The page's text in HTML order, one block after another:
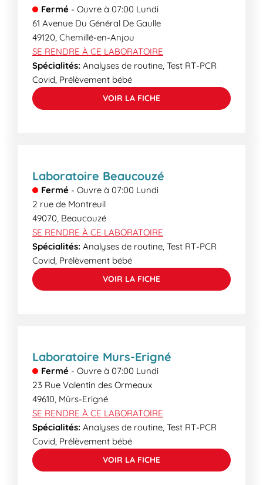
secrétaires médicales pourront vous informer des
délais de rendu..
Fermé - Ouvre à 07:00 Lundi
61 Avenue Du Général De Gaulle
49120, Chemillé-en-Anjou
SE RENDRE À CE LABORATOIRE
Spécialités: Analyses de routine, Test RT-PCR
Covid, Prélèvement bébé
VOIR LA FICHE
Laboratoire Beaucouzé
Fermé - Ouvre à 07:00 Lundi
2 rue de Montreuil
49070, Beaucouzé
SE RENDRE À CE LABORATOIRE
Spécialités: Analyses de routine, Test RT-PCR
Covid, Prélèvement bébé
VOIR LA FICHE
Laboratoire Murs-Erigné
Fermé - Ouvre à 07:00 Lundi
23 Rue Valentin des Ormeaux
49610, Mûrs-Erigné
SE RENDRE À CE LABORATOIRE
Spécialités: Analyses de routine, Test RT-PCR
Covid, Prélèvement bébé
VOIR LA FICHE